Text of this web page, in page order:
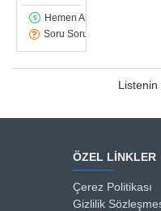
Hemen Al
Soru Sorun
Listenin
ÖZEL LINKLER
Çerez Politikası
Gizlilik